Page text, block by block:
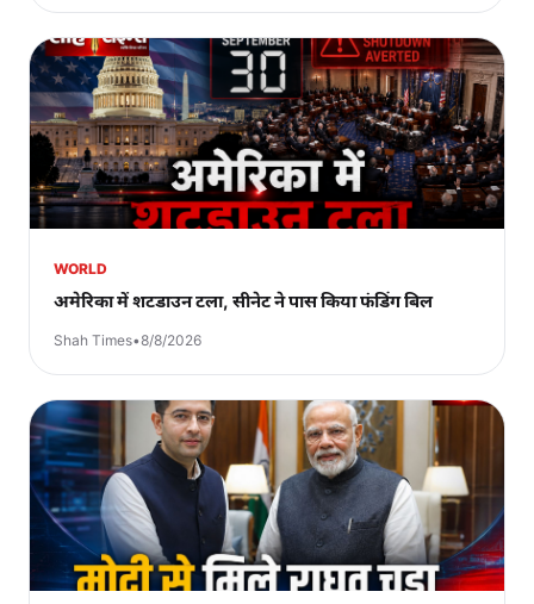
WORLD
अमेरिका में शटडाउन टला, सीनेट ने पास किया फंडिंग बिल
Shah Times•8/8/2026